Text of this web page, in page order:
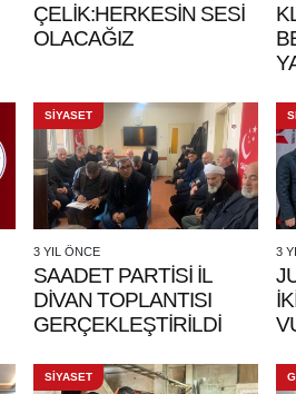
ÇELİK:HERKESİN SESİ
OLACAĞIZ
SİYASET
3 YIL ÖNCE
SAADET PARTİSİ İL
DİVAN TOPLANTISI
GERÇEKLEŞTİRİLDİ
3
SİYASET